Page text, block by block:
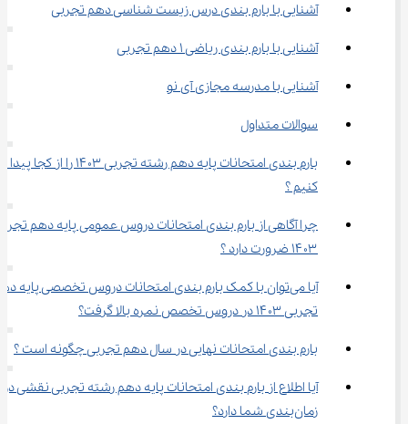
آشنایی با بارم ‌بندی درس زیست شناسی دهم تجربی
آشنایی با بارم بندی ریاضی ۱ دهم تجربی
آشنایی با مدرسه مجازی آی نو
سوالات متداول
بارم‌ بندی امتحانات پایه دهم رشته تجربی ۱۴۰۳ را از کجا پیدا
کنیم ؟
چرا آگاهی از بارم ‌بندی امتحانات دروس عمومی پایه دهم
۱۴۰۳ ضرورت دارد ؟
آیا می‌توان با کمک بارم بندی امتحانات دروس تخصصی پایه
تجربی ۱۴۰۳ در دروس تخصص نمره بالا گرفت؟
بارم بندی امتحانات نهایی در سال دهم تجربی چگونه است ؟
آیا اطلاع از بارم‌ بندی امتحانات پایه دهم رشته تجربی نقشی در
زمان‌بندی شما دارد؟